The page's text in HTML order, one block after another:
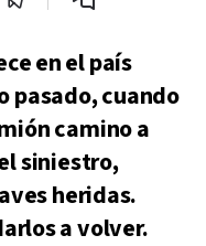
en el país
pasado, cuando
camino a
siniestro,
heridas.
a volver.